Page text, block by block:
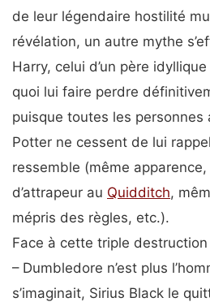
de leur légendaire hostilité
révélation, un autre mythe
Harry, celui d’un père
quoi lui faire perdre
puisque toutes les personnes
Potter ne cessent de lui
ressemble (même
d’attrapeur au Quidditch,
mépris des règles, etc.).
Face à cette triple destruction
– Dumbledore n’est plus
s’imaginait, Sirius Black le